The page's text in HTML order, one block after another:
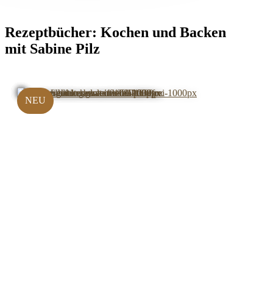
Rezeptbücher: Kochen und Backen
mit Sabine Pilz
NEU